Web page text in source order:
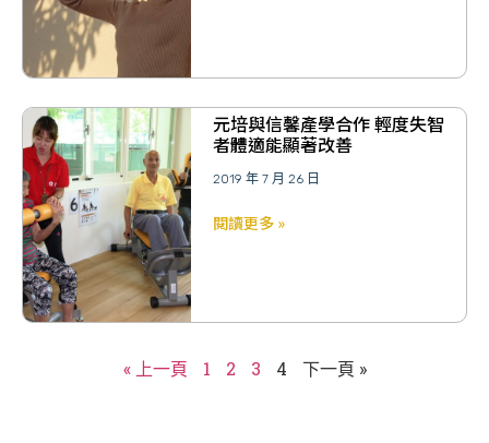
元培與信馨產學合作 輕度失智
者體適能顯著改善
2019 年 7 月 26 日
閱讀更多 »
« 上一頁 1 2 3 4 下一頁 »